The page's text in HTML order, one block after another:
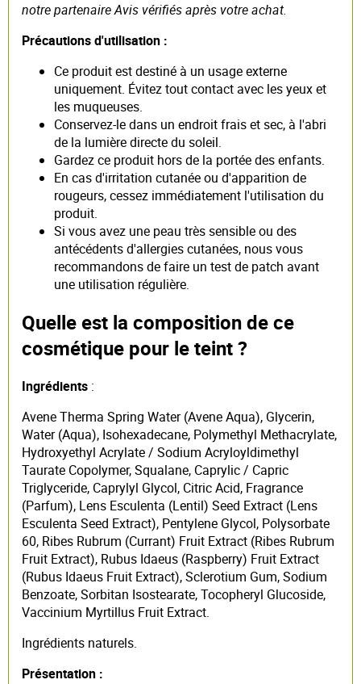
notre partenaire Avis vérifiés après votre achat.
Précautions d'utilisation :
Ce produit est destiné à un usage externe
uniquement. Évitez tout contact avec les yeux et
les muqueuses.
Conservez-le dans un endroit frais et sec, à l'abri
de la lumière directe du soleil.
Gardez ce produit hors de la portée des enfants.
En cas d'irritation cutanée ou d'apparition de
rougeurs, cessez immédiatement l'utilisation du
produit.
Si vous avez une peau très sensible ou des
antécédents d'allergies cutanées, nous vous
recommandons de faire un test de patch avant
une utilisation régulière.
Quelle est la composition de ce
cosmétique pour le teint ?
Ingrédients :
Avene Therma Spring Water (Avene Aqua), Glycerin,
Water (Aqua), Isohexadecane, Polymethyl Methacrylate,
Hydroxyethyl Acrylate / Sodium Acryloyldimethyl
Taurate Copolymer, Squalane, Caprylic / Capric
Triglyceride, Caprylyl Glycol, Citric Acid, Fragrance
(Parfum), Lens Esculenta (Lentil) Seed Extract (Lens
Esculenta Seed Extract), Pentylene Glycol, Polysorbate
60, Ribes Rubrum (Currant) Fruit Extract (Ribes Rubrum
Fruit Extract), Rubus Idaeus (Raspberry) Fruit Extract
(Rubus Idaeus Fruit Extract), Sclerotium Gum, Sodium
Benzoate, Sorbitan Isostearate, Tocopheryl Glucoside,
Vaccinium Myrtillus Fruit Extract.
Ingrédients naturels.
Présentation :